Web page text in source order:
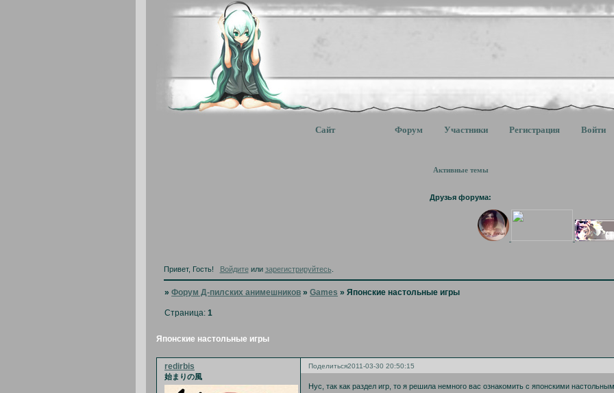
Сайт Форум Участники Регистрация Войти
Активные темы
Друзья форума:
Привет, Гость! Войдитеили зарегистрируйтесь
»Форум Д-пилских анимешников »Games »Японские настольные игры
Японские настольные игры
Страница:1
Поделиться2011-03-30 20:50:15
redirbis
始まりの風
Нус, так как раздел игр, то я решила немного вас ознакомить с японскими